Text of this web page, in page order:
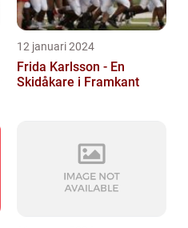
12 januari 2024
Frida Karlsson - En
Skidåkare i Framkant